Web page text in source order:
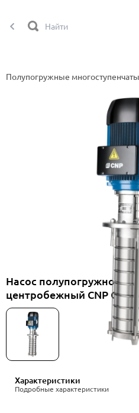
Полупогружные
Насос полупогружной
центробежный CNP
Характеристики
Подробные характеристики